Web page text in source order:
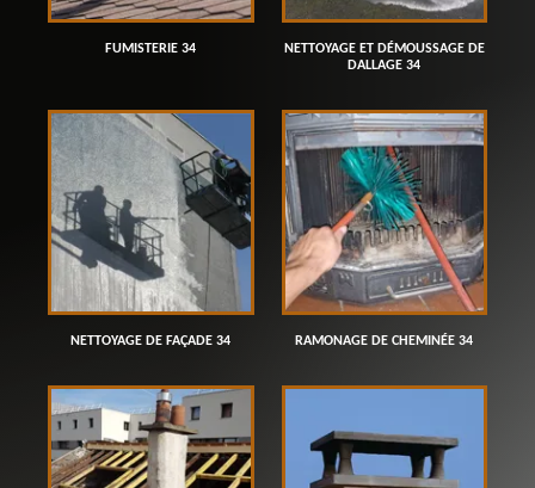
FUMISTERIE 34
NETTOYAGE ET DÉMOUSSAGE DE
DALLAGE 34
NETTOYAGE DE FAÇADE 34 RAMONAGE DE CHEMINÉE 34